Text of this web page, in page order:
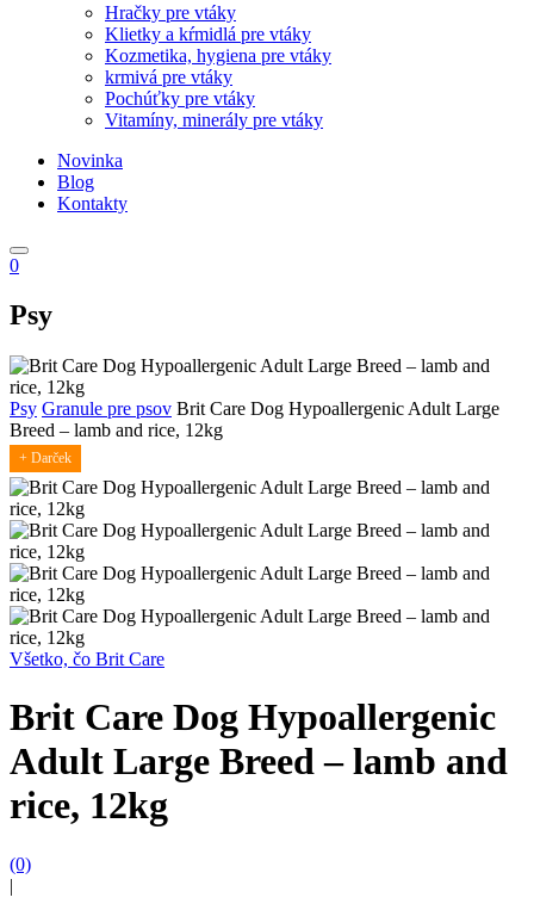
Hračky pre vtáky
Klietky a kŕmidlá pre vtáky
Kozmetika, hygiena pre vtáky
krmivá pre vtáky
Pochúťky pre vtáky
Vitamíny, minerály pre vtáky
Novinka
Blog
Kontakty
0
Psy
Psy Granule pre psov Brit Care Dog Hypoallergenic Adult Large
Breed – lamb and rice, 12kg
+ Darček
Všetko, čo Brit Care
Brit Care Dog Hypoallergenic
Adult Large Breed – lamb and
rice, 12kg
(0)
|